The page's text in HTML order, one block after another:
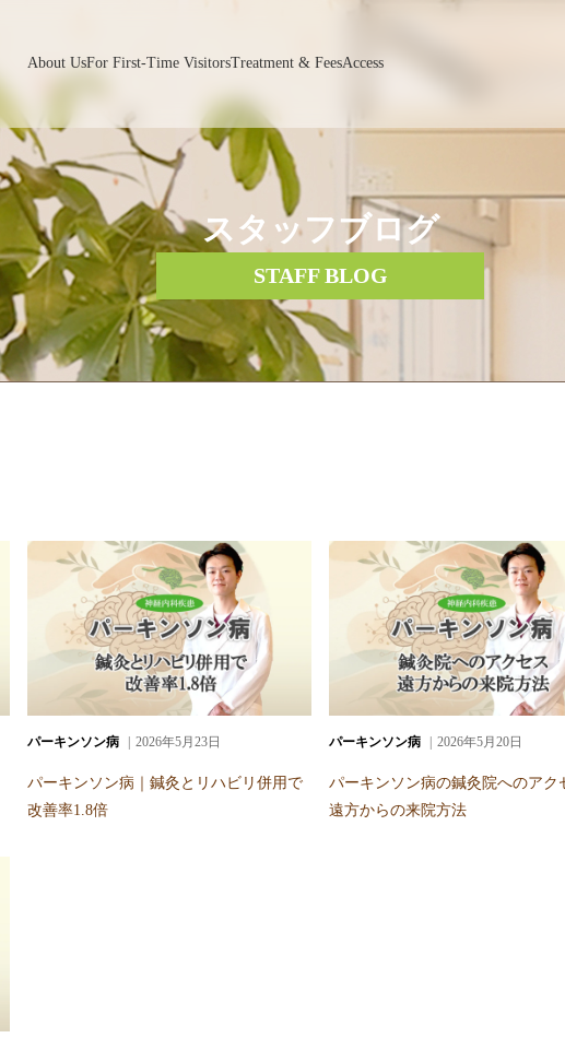
About UsFor First-Time VisitorsTreatment & FeesAccess
スタッフブログ
STAFF BLOG
パーキンソン病 2026年5月23日
パーキンソン病｜鍼灸とリハビリ併用で
改善率1.8倍
パーキンソン病 2026年5月20日
パーキンソン病の鍼灸院へのアク
遠方からの来院方法